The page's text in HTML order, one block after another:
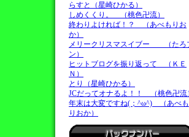
らすと（星崎ひかる）
しめくくり。 （桃色卍流）
終わりよければ！？ （あべもりお
か）
メリークリスマスイブー （たろ
ン）
ヒットブログを振り返って （ＫＥ
Ｎ）
とり（星崎ひかる）
JCだってオナるよ！！ （桃色卍流
年末は大変ですね(；^ω^) （あべも
りおか）